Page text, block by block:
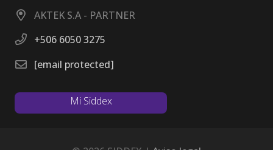
AKTEK S.A - PARTNER
+506 6050 3275
[email protected]
Mi Siddex
Mi Siddex